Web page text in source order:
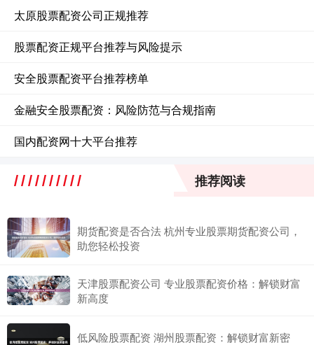
太原股票配资公司正规推荐
股票配资正规平台推荐与风险提示
安全股票配资平台推荐榜单
金融安全股票配资：风险防范与合规指南
国内配资网十大平台推荐
推荐阅读
期货配资是否合法 杭州专业股票期货配资公司，
助您轻松投资
天津股票配资公司 专业股票配资价格：解锁财富
新高度
低风险股票配资 湖州股票配资：解锁财富新密